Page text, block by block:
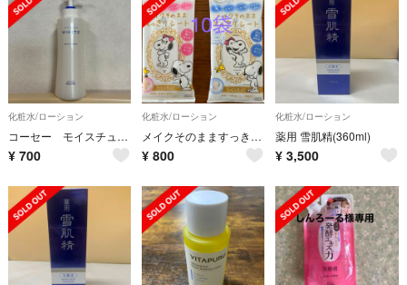
化粧水/ローション
コーセー モイスチュアマイルド ホワイト エッセンスローション d
¥ 700
化粧水/ローション
メイクそのまますっきりシート
¥ 800
化粧水/ローション
薬用 雪肌精(360ml)
¥ 3,500